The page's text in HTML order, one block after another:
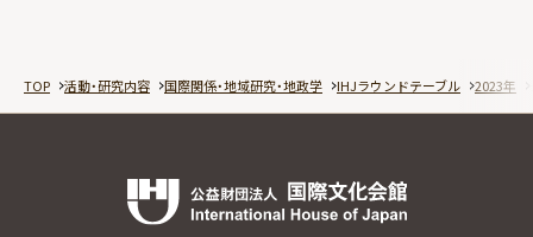
TOP 活動・研究内容 国際関係・地域研究・地政学 IHJラウンドテーブル 2023年